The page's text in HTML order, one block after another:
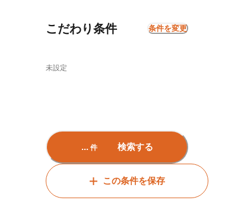
こだわり条件 条件を変更
未設定
... 件 検索する
この条件を保存